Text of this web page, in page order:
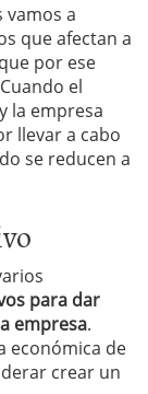
vamos a
que afectan a
por ese
el
la empresa
llevar a cabo
se reducen a
para dar
empresa.
económica de
crear un